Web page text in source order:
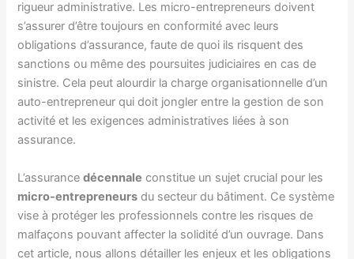
rigueur administrative. Les micro-entrepreneurs doivent
s’assurer d’être toujours en conformité avec leurs
obligations d’assurance, faute de quoi ils risquent des
sanctions ou même des poursuites judiciaires en cas de
sinistre. Cela peut alourdir la charge organisationnelle d’un
auto-entrepreneur qui doit jongler entre la gestion de son
activité et les exigences administratives liées à son
assurance.
L’assurancedécennale constitue un sujet crucial pour les
micro-entrepreneurs du secteur du bâtiment. Ce système
vise à protéger les professionnels contre les risques de
malfaçons pouvant affecter la solidité d’un ouvrage. Dans
cet article, nous allons détailler les enjeux et les obligations